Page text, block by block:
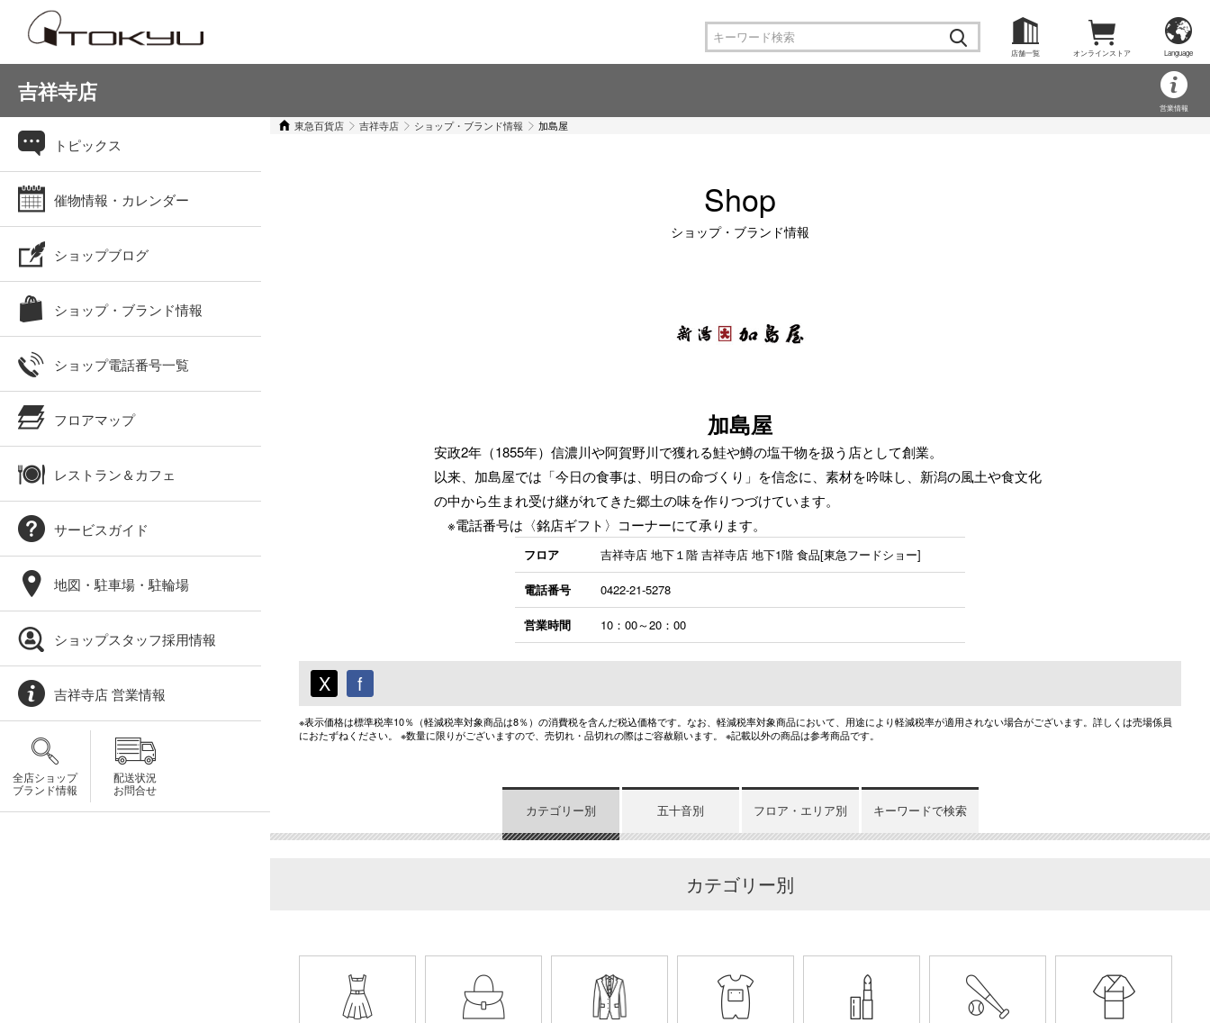
Language
オンラインストア
店舗一覧
吉祥寺店
営業情報
東急百貨店 吉祥寺店 ショップ・ブランド情報 加島屋
Shop
ショップ・ブランド情報
加島屋
安政2年（1855年）信濃川や阿賀野川で獲れる鮭や鱒の塩干物を扱う店として創業。
以来、加島屋では「今日の食事は、明日の命づくり」を信念に、素材を吟味し、新潟の風土や食文化
の中から生まれ受け継がれてきた郷土の味を作りつづけています。
※電話番号は〈銘店ギフト〉コーナーにて承ります。
フロア 吉祥寺店 地下１階 吉祥寺店 地下1階 食品[東急フードショー]
電話番号 0422-21-5278
営業時間 10：00～20：00
X f
※表示価格は標準税率10％（軽減税率対象商品は8％）の消費税を含んだ税込価格です。なお、軽減税率対象商品において、用途により軽減税率が適用されない場合がございます。詳しくは売場係員
におたずねください。 ※数量に限りがございますので、売切れ・品切れの際はご容赦願います。 ※記載以外の商品は参考商品です。
カテゴリー別 五十音別 フロア・エリア別 キーワードで検索
カテゴリー別
トピックス
催物情報・カレンダー
ショップブログ
ショップ・ブランド情報
ショップ電話番号一覧
フロアマップ
レストラン＆カフェ
サービスガイド
地図・駐車場・駐輪場
ショップスタッフ採用情報
吉祥寺店 営業情報
全店ショップ
ブランド情報
配送状況
お問合せ